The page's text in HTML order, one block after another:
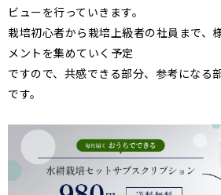
ビューを行っていきます。
栽培初心者から栽培上級者の社員まで、
メントを集めていく予定
ですので、共感できる部分、参考になる
です。